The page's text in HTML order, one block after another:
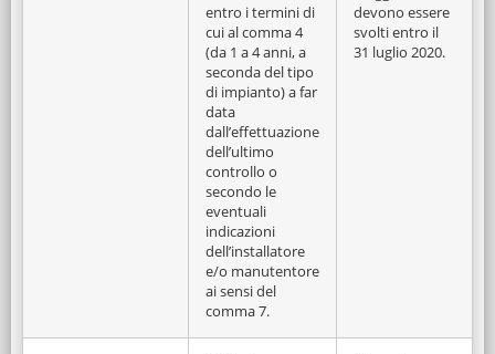
entro i termini di
cui al comma 4
(da 1 a 4 anni, a
seconda del tipo
di impianto) a far
data
dall’effettuazione
dell’ultimo
controllo o
secondo le
eventuali
indicazioni
dell’installatore
e/o manutentore
ai sensi del
comma 7.
devono essere
svolti entro il
31 luglio 2020.